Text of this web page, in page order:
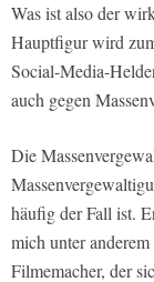
Was ist also der
Hauptfigur wird
Social-Media-
auch gegen
Die
häufig der Fall ist.
mich unter
Filmemacher, der